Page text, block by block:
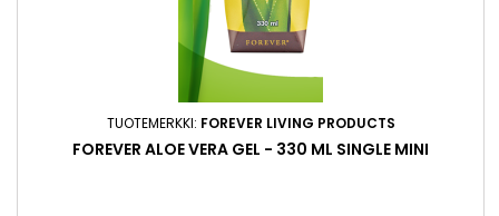
TUOTEMERKKI: FOREVER LIVING PRODUCTS
FOREVER ALOE VERA GEL - 330 ML SINGLE MINI